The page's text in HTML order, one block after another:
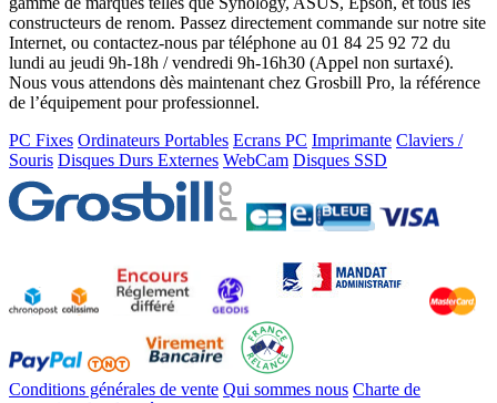
constructeurs de renom. Passez directement commande sur notre site
Internet, ou contactez-nous par téléphone au 01 84 25 92 72 du
lundi au jeudi 9h-18h / vendredi 9h-16h30 (Appel non surtaxé).
Nous vous attendons dès maintenant chez Grosbill Pro, la référence
de l’équipement pour professionnel.
PC Fixes Ordinateurs Portables Ecrans PC Imprimante Claviers /
Souris Disques Durs Externes WebCam Disques SSD
Conditions générales de vente Qui sommes nous Charte de